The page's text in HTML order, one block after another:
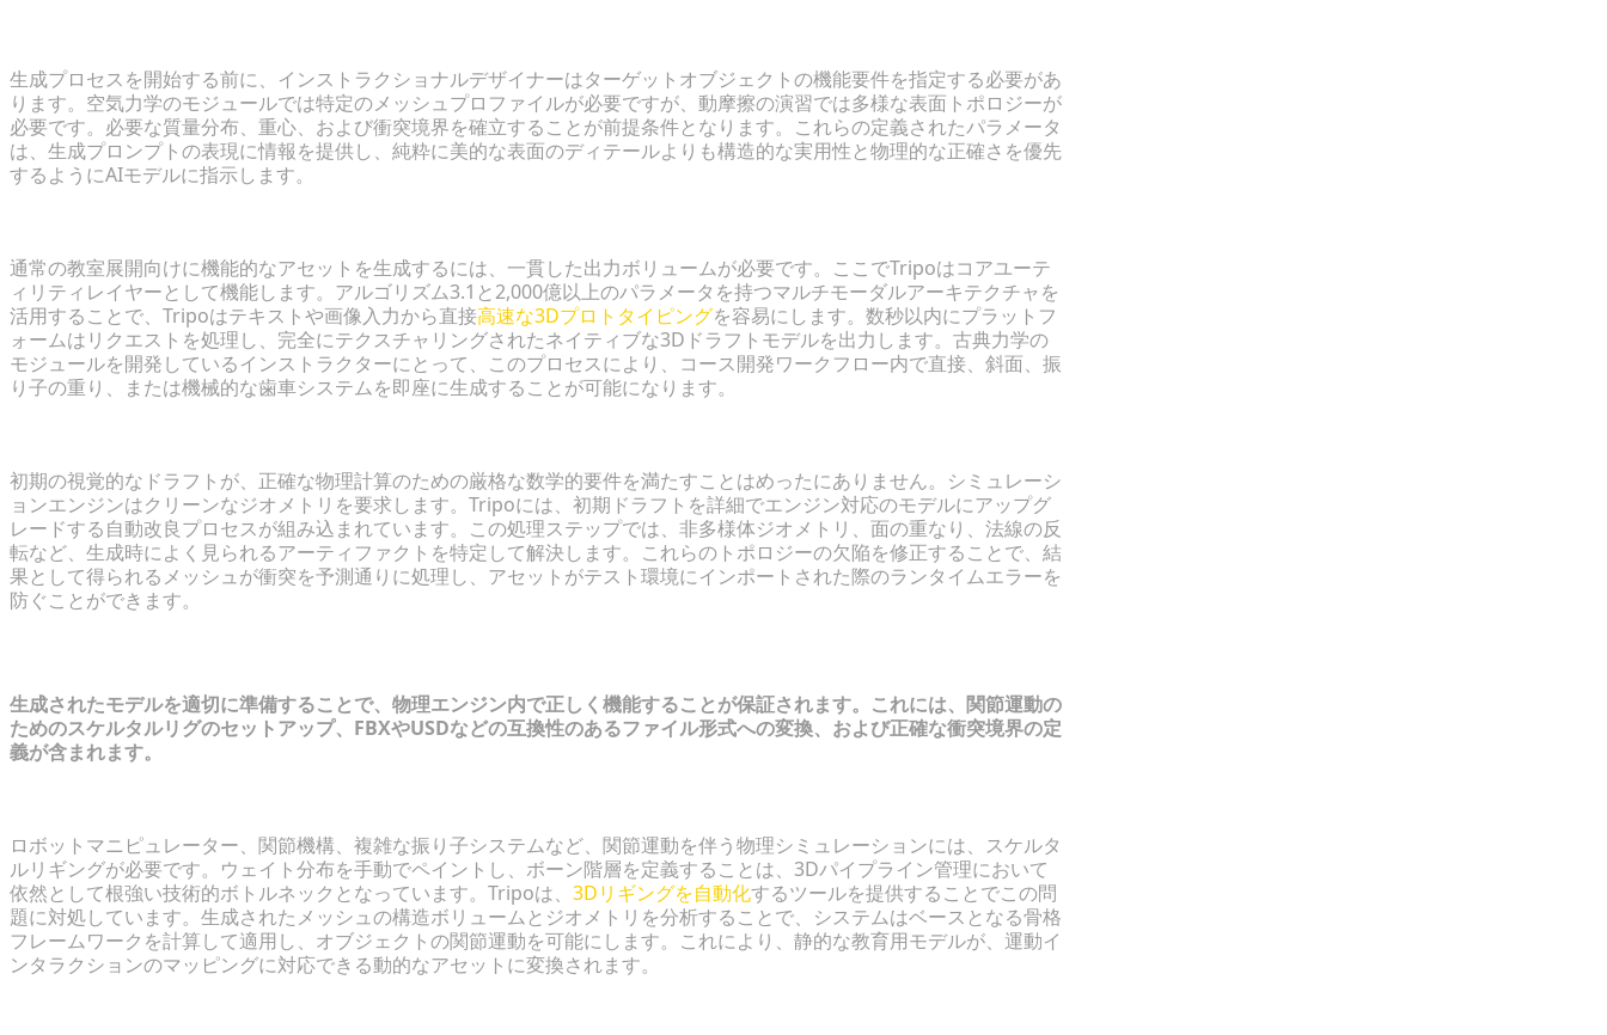
生成プロセスを開始する前に、インストラクショナルデザイナーはターゲットオブジェクトの機能要件を指定する必要があ
ります。空気力学のモジュールでは特定のメッシュプロファイルが必要ですが、動摩擦の演習では多様な表面トポロジーが
必要です。必要な質量分布、重心、および衝突境界を確立することが前提条件となります。これらの定義されたパラメータ
は、生成プロンプトの表現に情報を提供し、純粋に美的な表面のディテールよりも構造的な実用性と物理的な正確さを優先
するようにAIモデルに指示します。
通常の教室展開向けに機能的なアセットを生成するには、一貫した出力ボリュームが必要です。ここでTripoはコアユーテ
ィリティレイヤーとして機能します。アルゴリズム3.1と2,000億以上のパラメータを持つマルチモーダルアーキテクチャを
活用することで、Tripoはテキストや画像入力から直接高速な3Dプロトタイピングを容易にします。数秒以内にプラットフ
ォームはリクエストを処理し、完全にテクスチャリングされたネイティブな3Dドラフトモデルを出力します。古典力学の
モジュールを開発しているインストラクターにとって、このプロセスにより、コース開発ワークフロー内で直接、斜面、振
り子の重り、または機械的な歯車システムを即座に生成することが可能になります。
初期の視覚的なドラフトが、正確な物理計算のための厳格な数学的要件を満たすことはめったにありません。シミュレーシ
ョンエンジンはクリーンなジオメトリを要求します。Tripoには、初期ドラフトを詳細でエンジン対応のモデルにアップグ
レードする自動改良プロセスが組み込まれています。この処理ステップでは、非多様体ジオメトリ、面の重なり、法線の反
転など、生成時によく見られるアーティファクトを特定して解決します。これらのトポロジーの欠陥を修正することで、結
果として得られるメッシュが衝突を予測通りに処理し、アセットがテスト環境にインポートされた際のランタイムエラーを
防ぐことができます。
生成されたモデルを適切に準備することで、物理エンジン内で正しく機能することが保証されます。これには、関節運動の
ためのスケルタルリグのセットアップ、FBXやUSDなどの互換性のあるファイル形式への変換、および正確な衝突境界の定
義が含まれます。
ロボットマニピュレーター、関節機構、複雑な振り子システムなど、関節運動を伴う物理シミュレーションには、スケルタ
ルリギングが必要です。ウェイト分布を手動でペイントし、ボーン階層を定義することは、3Dパイプライン管理において
依然として根強い技術的ボトルネックとなっています。Tripoは、 3Dリギングを自動化するツールを提供することでこの問
題に対処しています。生成されたメッシュの構造ボリュームとジオメトリを分析することで、システムはベースとなる骨格
フレームワークを計算して適用し、オブジェクトの関節運動を可能にします。これにより、静的な教育用モデルが、運動イ
ンタラクションのマッピングに対応できる動的なアセットに変換されます。